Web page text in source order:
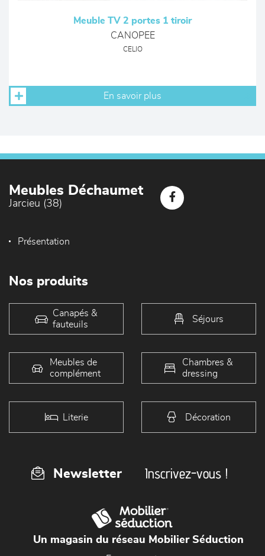
Meuble TV 2 portes 1 tiroir
CANOPEE
CELIO
En savoir plus
Meubles Déchaumet
Jarcieu (38)
Présentation
Nos produits
Canapés &
fauteuils
Séjours
Meubles de
complément
Chambres &
dressing
Literie Décoration
Newsletter Inscrivez-vous !
Un magasin du réseau Mobilier Séduction